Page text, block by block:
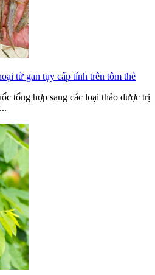
tử gan tụy cấp tính trên tôm thẻ
tổng hợp sang các loại thảo dược trị